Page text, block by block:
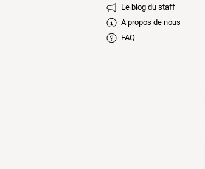
Le blog du staff
A propos de nous
FAQ